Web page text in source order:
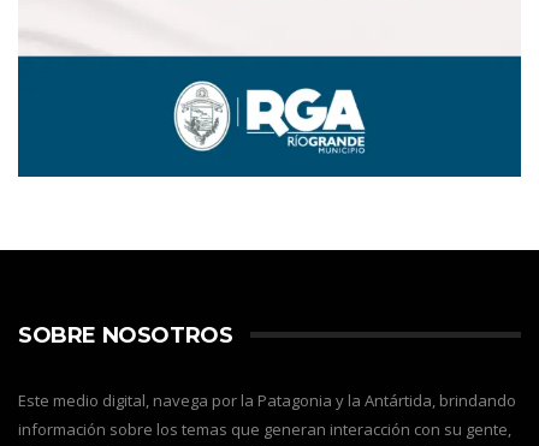
SOBRE NOSOTROS
Este medio digital, navega por la Patagonia y la Antártida, brindando
información sobre los temas que generan interacción con su gente,